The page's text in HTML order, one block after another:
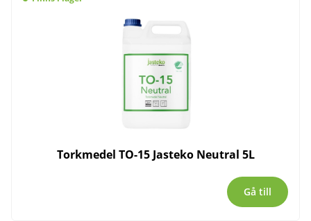
Torkmedel TO-15 Jasteko Neutral 5L
Gå till